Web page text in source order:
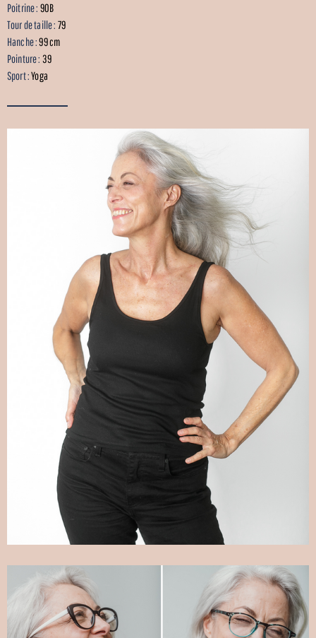
Poitrine : 90B
Tour de taille : 79
Hanche :99 cm
Pointure : 39
Sport :Yoga